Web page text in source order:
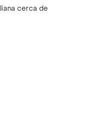
cerca de